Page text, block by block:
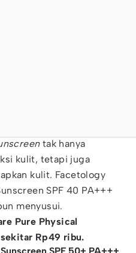
tak hanya
kulit, tetapi juga
kulit. Facetology
SPF 40 PA+++
menyusui.
Pure Physical
Rp49 ribu.